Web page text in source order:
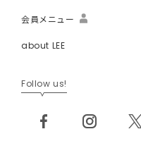
会員メニュー
about LEE
Follow us!